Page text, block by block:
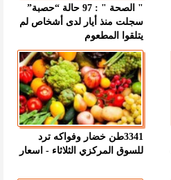
" الصحة " : 97 حالة “حصبة”
سجلت منذ أيار لدى أشخاص لم
يتلقوا المطعوم
3341طن خضار وفواكه ترد
للسوق المركزي الثلاثاء - اسعار